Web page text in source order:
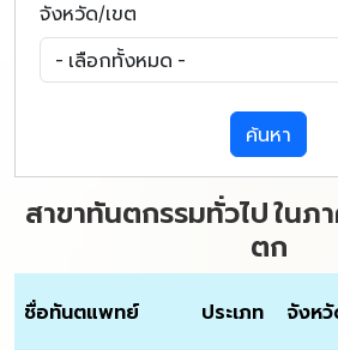
จังหวัด/เขต
ค้นหา
สาขาทันตกรรมทั่วไป ในภ
ตก
ชื่อทันตแพทย์ ประเภท จังห